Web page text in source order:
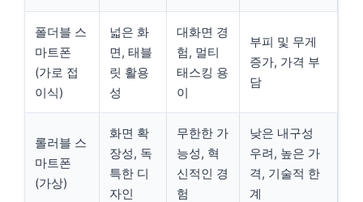
폴더블 스
마트폰
(가로 접
이식)
넓은 화
면, 태블
릿 활용
성
대화면 경
험, 멀티
태스킹 용
이
부피 및 무게
증가, 가격 부
담
롤러블 스
마트폰
(가상)
화면 확
장성, 독
특한 디
자인
무한한 가
능성, 혁
신적인 경
험
낮은 내구성
우려, 높은 가
격, 기술적 한
계